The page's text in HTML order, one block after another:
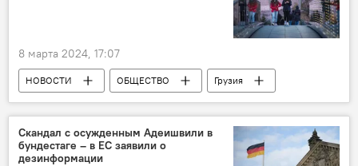
8 марта 2024, 17:07
НОВОСТИ ОБЩЕСТВО
Грузия
Эдуард Шеварднадзе
Нино Бурджанадзе
Скандал с осужденным Адеишвили в
бундестаге – в ЕС заявили о
дезинформации